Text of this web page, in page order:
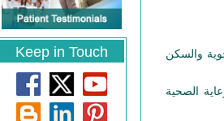
Keep in Touch
والسكن
الصحية